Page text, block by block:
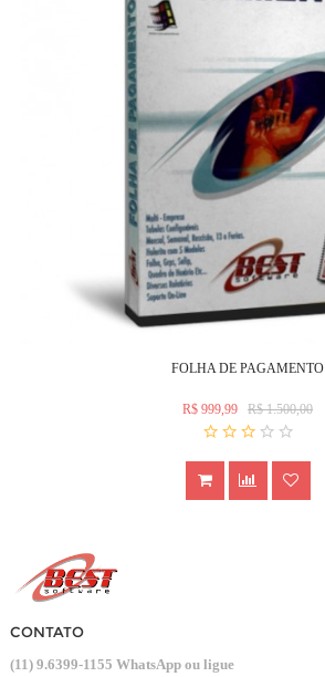
FOLHA DE PAGAMENTO
R$ 999,99 R$ 1.500,00
CONTATO
(11) 9.6399-1155 WhatsApp ou ligue